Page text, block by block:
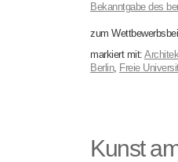
Bekanntgabe des
zum
markiert mit:
Berlin, Freie
Kunst